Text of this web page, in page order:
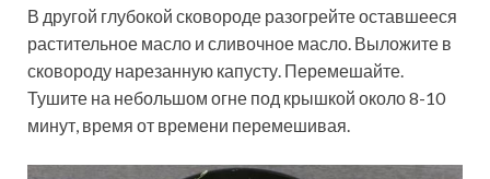
В другой глубокой сковороде разогрейте оставшееся
растительное масло и сливочное масло. Выложите в
сковороду нарезанную капусту. Перемешайте.
Тушите на небольшом огне под крышкой около 8-10
минут, время от времени перемешивая.